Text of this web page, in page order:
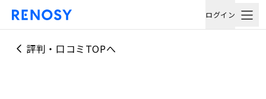
ログイン
評判・口コミTOPへ